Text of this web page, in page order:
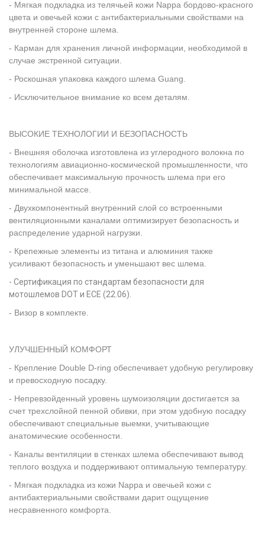
- Мягкая подкладка из телячьей кожи Nappa бордово-красного
цвета и овечьей кожи с антибактериальными свойствами на
внутренней стороне шлема.
- Карман для хранения личной информации, необходимой в
случае экстренной ситуации.
- Роскошная упаковка каждого шлема Guang.
- Исключительное внимание ко всем деталям.
ВЫСОКИЕ ТЕХНОЛОГИИ И БЕЗОПАСНОСТЬ
- Внешняя оболочка изготовлена из углеродного волокна по
технологиям авиационно-космической промышленности, что
обеспечивает максимальную прочность шлема при его
минимальной массе.
- Двухкомпонентный внутренний слой со встроенными
вентиляционными каналами оптимизирует безопасность и
распределение ударной нагрузки.
- Крепежные элементы из титана и алюминия также
усиливают безопасность и уменьшают вес шлема.
- Сертификация по стандартам безопасности для
мотошлемов DOT и ECE (22.06).
- Визор в комплекте.
УЛУЧШЕННЫЙ КОМФОРТ
- Крепление Double D-ring обеспечивает удобную регулировку
и превосходную посадку.
- Непревзойденный уровень шумоизоляции достигается за
счет трехслойной пенной обивки, при этом удобную посадку
обеспечивают специальные выемки, учитывающие
анатомические особенности.
- Каналы вентиляции в стенках шлема обеспечивают вывод
теплого воздуха и поддерживают оптимальную температуру.
- Мягкая подкладка из кожи Nappa и овечьей кожи с
антибактериальными свойствами дарит ощущение
несравненного комфорта.